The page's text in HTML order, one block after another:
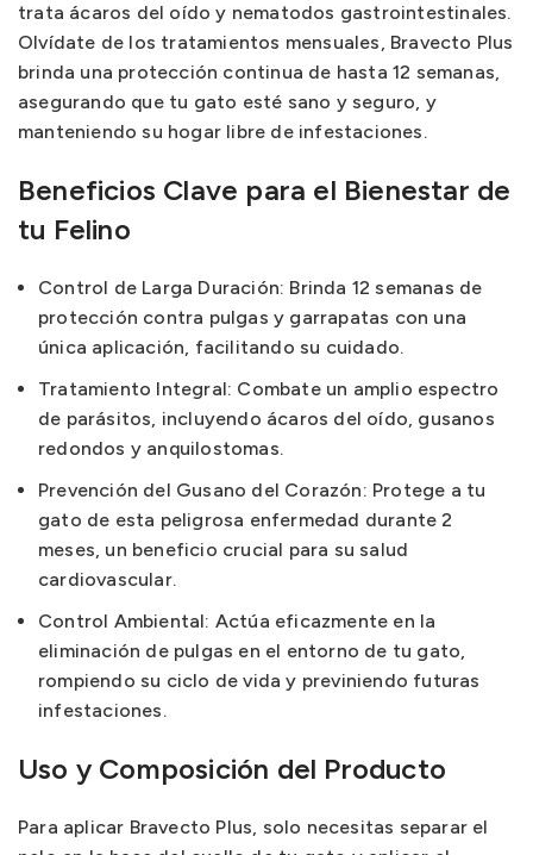
trata ácaros del oído y nematodos gastrointestinales.
Olvídate de los tratamientos mensuales, Bravecto Plus
brinda una protección continua de hasta 12 semanas,
asegurando que tu gato esté sano y seguro, y
manteniendo su hogar libre de infestaciones.
Beneficios Clave para el Bienestar de
tu Felino
Control de Larga Duración: Brinda 12 semanas de
protección contra pulgas y garrapatas con una
única aplicación, facilitando su cuidado.
Tratamiento Integral: Combate un amplio espectro
de parásitos, incluyendo ácaros del oído, gusanos
redondos y anquilostomas.
Prevención del Gusano del Corazón: Protege a tu
gato de esta peligrosa enfermedad durante 2
meses, un beneficio crucial para su salud
cardiovascular.
Control Ambiental: Actúa eficazmente en la
eliminación de pulgas en el entorno de tu gato,
rompiendo su ciclo de vida y previniendo futuras
infestaciones.
Uso y Composición del Producto
Para aplicar Bravecto Plus, solo necesitas separar el